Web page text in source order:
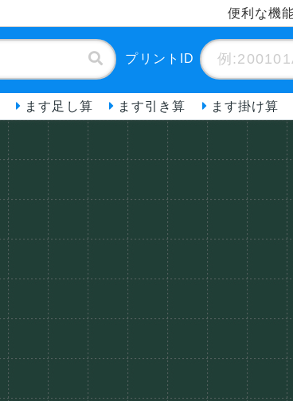
便利な機
プリントID
ます足し算 ます引き算 ます掛け算